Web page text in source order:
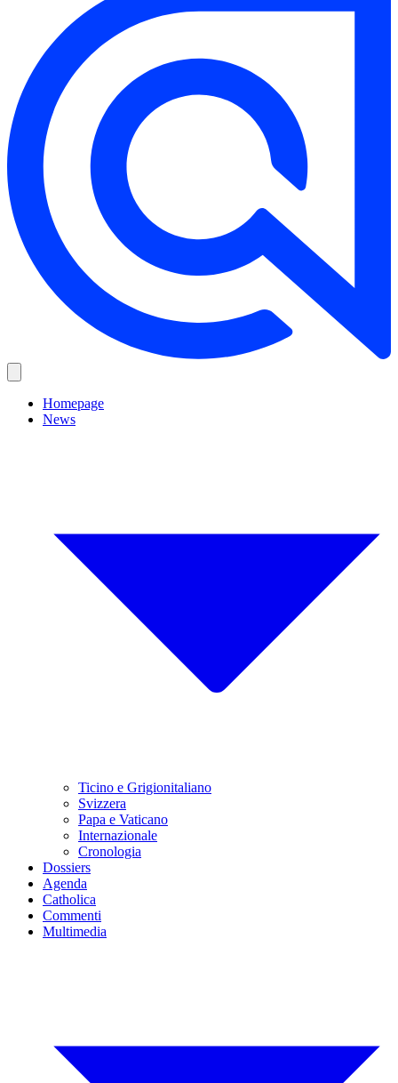
Homepage
News
Ticino e Grigionitaliano
Svizzera
Papa e Vaticano
Internazionale
Cronologia
Dossiers
Agenda
Catholica
Commenti
Multimedia